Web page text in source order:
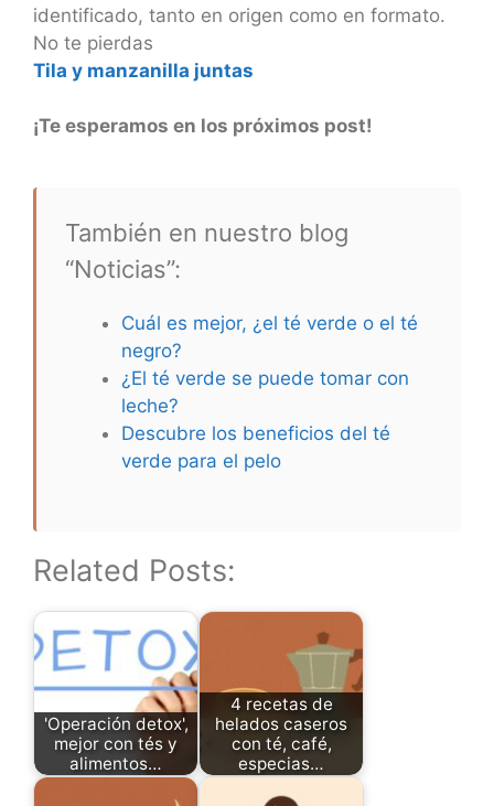
identificado, tanto en origen como en formato.
No te pierdas
Tila y manzanilla juntas
¡Te esperamos en los próximos post!
También en nuestro blog
“Noticias”:
Cuál es mejor, ¿el té verde o el té
negro?
¿El té verde se puede tomar con
leche?
Descubre los beneficios del té
verde para el pelo
Related Posts:
'Operación detox',
mejor con tés y
alimentos…
4 recetas de
helados caseros
con té, café,
especias…